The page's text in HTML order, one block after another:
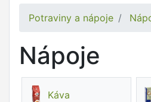
Potraviny a nápoje
Nápoje
Káva